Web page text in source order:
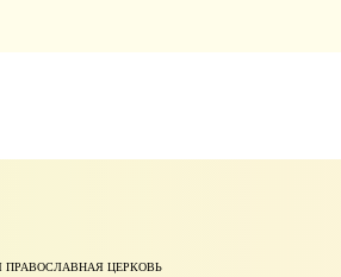
ПРАВОСЛАВНАЯ ЦЕРКОВЬ